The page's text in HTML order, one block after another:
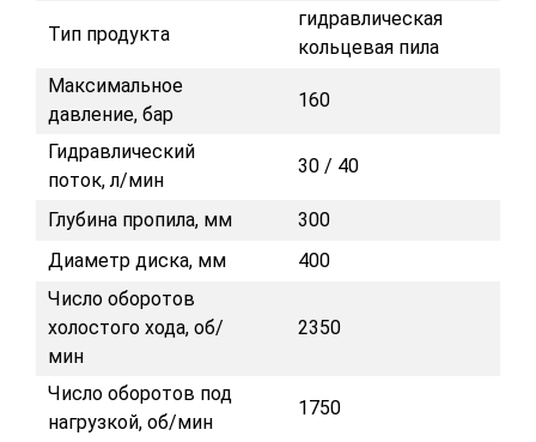
Тип продукта
гидравлическая
кольцевая пила
Максимальное
давление, бар
160
Гидравлический
поток, л/мин
30 / 40
Глубина пропила, мм
300
Диаметр диска, мм
400
Число оборотов
холостого хода, об/
мин
2350
Число оборотов под
нагрузкой, об/мин
1750